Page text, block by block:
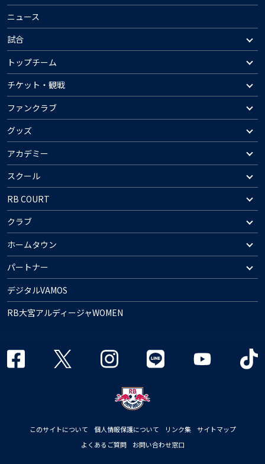
ニュース
試合
トップチーム
チケット・観戦
ファンクラブ
グッズ
アカデミー
スクール
RB COURT
クラブ
ホームタウン
パートナー
デジタルVAMOS
RB大宮アルディージャWOMEN
このサイトについて 個人情報保護について リンク集
サイトマップ
よくあるご質問
お問い合わせ窓口